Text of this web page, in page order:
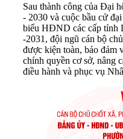
Sau thành công của Đại
- 2030 và cuộc bầu cử
biểu HĐND các cấp tỉnh
-2031, đội ngũ cán bộ
được kiện toàn, bảo đảm
chính quyền cơ sở, nâng
điều hành và phục vụ